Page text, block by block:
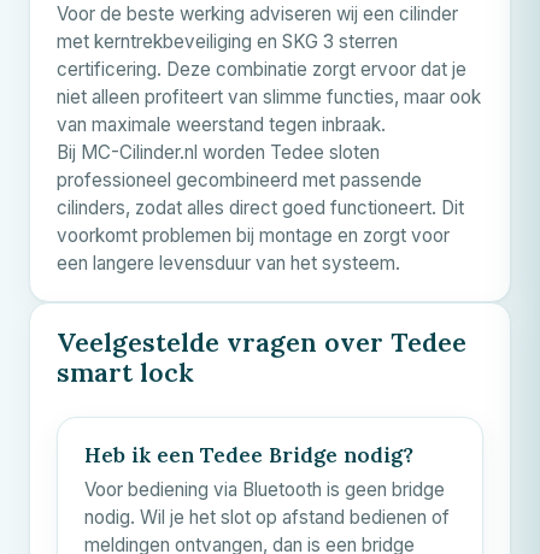
Voor de beste werking adviseren wij een cilinder
met kerntrekbeveiliging en SKG 3 sterren
certificering. Deze combinatie zorgt ervoor dat je
niet alleen profiteert van slimme functies, maar ook
van maximale weerstand tegen inbraak.
Bij MC-Cilinder.nl worden Tedee sloten
professioneel gecombineerd met passende
cilinders, zodat alles direct goed functioneert. Dit
voorkomt problemen bij montage en zorgt voor
een langere levensduur van het systeem.
Veelgestelde vragen over Tedee
smart lock
Heb ik een Tedee Bridge nodig?
Voor bediening via Bluetooth is geen bridge
nodig. Wil je het slot op afstand bedienen of
meldingen ontvangen, dan is een bridge